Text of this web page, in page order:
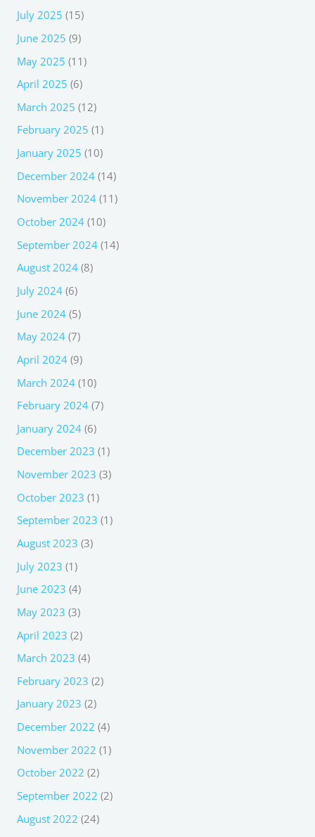
July 2025 (15)
June 2025 (9)
May 2025 (11)
April 2025 (6)
March 2025 (12)
February 2025 (1)
January 2025 (10)
December 2024(14)
November 2024(11)
October 2024(10)
September 2024(14)
August 2024(8)
July 2024(6)
June 2024(5)
May 2024(7)
April 2024(9)
March 2024(10)
February 2024(7)
January 2024(6)
December 2023 (1)
November 2023 (3)
October 2023 (1)
September 2023 (1)
August 2023 (3)
July 2023 (1)
June 2023 (4)
May 2023 (3)
April 2023 (2)
March 2023 (4)
February 2023 (2)
January 2023 (2)
December 2022 (4)
November 2022 (1)
October 2022 (2)
September 2022 (2)
August 2022 (24)